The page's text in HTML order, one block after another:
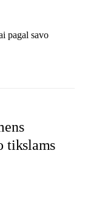
pagal savo
tikslams